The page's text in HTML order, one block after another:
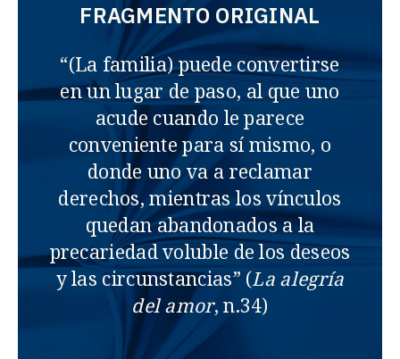
FRAGMENTO ORIGINAL
“(La familia) puede convertirse
en un lugar de paso, al que uno
acude cuando le parece
conveniente para sí mismo, o
donde uno va a reclamar
derechos, mientras los vínculos
quedan abandonados a la
precariedad voluble de los deseos
y las circunstancias” (La alegría
del amor, n.34)